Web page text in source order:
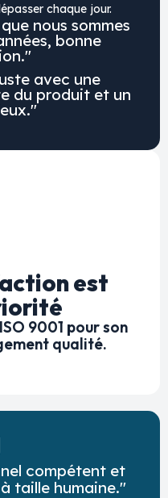
chaque jour.
nous sommes
bonne
avec une
du produit et un
est
9001 pour son
qualité.
compétent et
taille humaine."